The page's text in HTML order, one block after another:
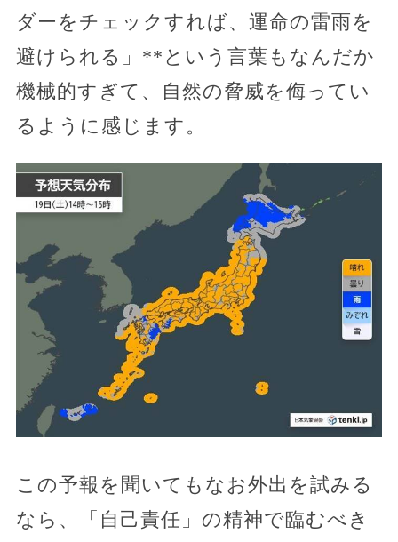
ダーをチェックすれば、運命の雷雨を
避けられる」**という言葉もなんだか
機械的すぎて、自然の脅威を侮ってい
るように感じます。
この予報を聞いてもなお外出を試みる
なら、「自己責任」の精神で臨むべき